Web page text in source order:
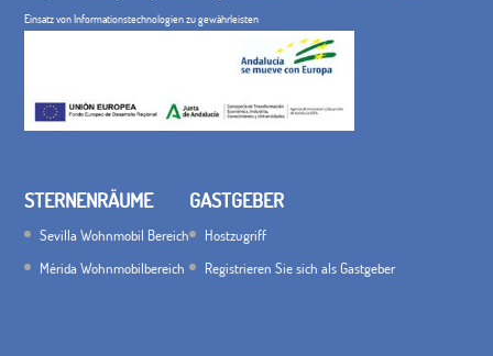
Einsatz von Informationstechnologien zu gewährleisten
STERNENRÄUME
Sevilla Wohnmobil Bereich
Mérida Wohnmobilbereich
GASTGEBER
Hostzugriff
Registrieren Sie sich als Gastgeber